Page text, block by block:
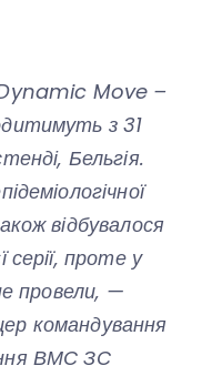
Dynamic Move –
з 31
Бельгія.
відбувалося
серії, проте у
провели, —
командування
ВМС ЗС